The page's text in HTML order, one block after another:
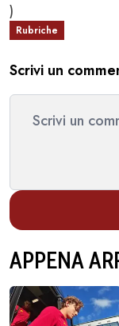
)
Rubriche
Scrivi un
APPENA